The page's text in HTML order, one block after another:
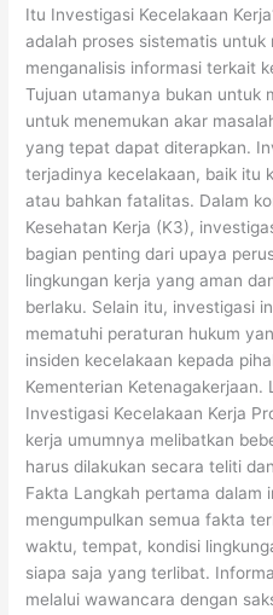
Itu Investigasi Kecelakaan
adalah proses sistematis untuk
menganalisis informasi terkait
Tujuan utamanya bukan untuk
untuk menemukan akar
yang tepat dapat diterapkan.
terjadinya kecelakaan, baik itu
atau bahkan fatalitas. Dalam
Kesehatan Kerja (K3),
bagian penting dari upaya
lingkungan kerja yang aman
berlaku. Selain itu, investigasi
mematuhi peraturan hukum
insiden kecelakaan kepada
Kementerian Ketenagakerjaan.
Investigasi Kecelakaan Kerja
kerja umumnya melibatkan
harus dilakukan secara teliti
Fakta Langkah pertama dalam
mengumpulkan semua fakta
waktu, tempat, kondisi
siapa saja yang terlibat.
melalui wawancara dengan